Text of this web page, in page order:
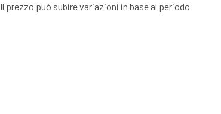
Il prezzo può subire variazioni in base al periodo